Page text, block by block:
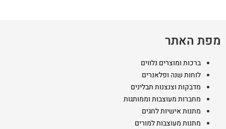
מפת האתר
ברכות ומוצרים נלווים
לוחות שנה ופלאנרים
מדבקות וצנצנות תבלינים
מחברות מעוצבות וממותגות
מתנות אישיות לחגים
מתנות מעוצבות למורים